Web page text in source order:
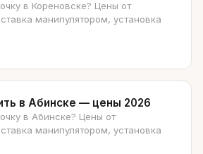
в Кореновске? Цены от
манипулятором, установка
в Абинске — цены 2026
в Абинске? Цены от
манипулятором, установка